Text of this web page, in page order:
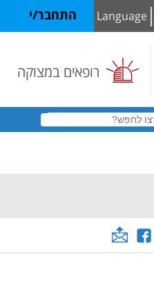
Language התחבר/י
רופאים במצוקה